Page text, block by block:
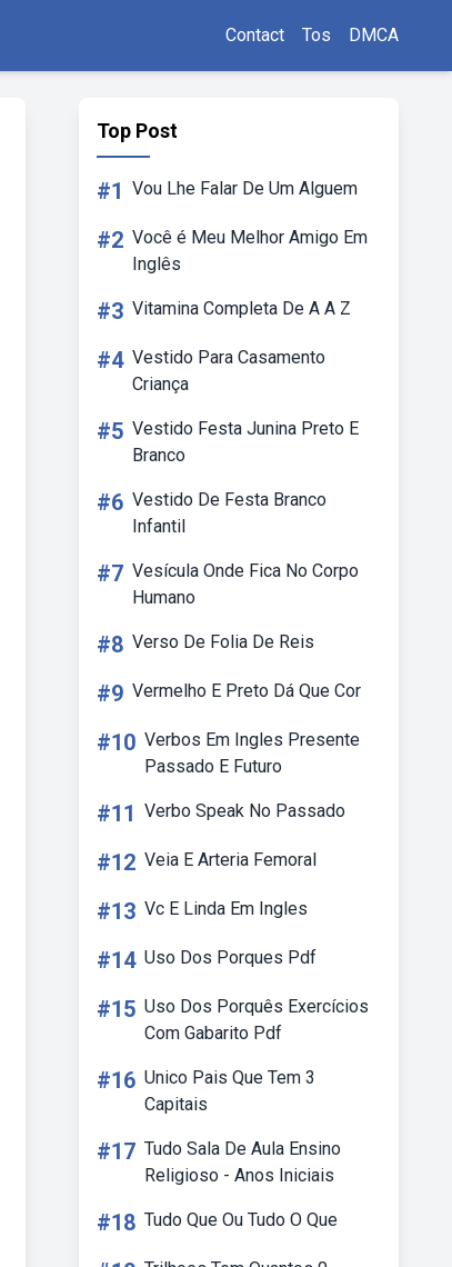
Contact Tos DMCA
Top Post
#1 Vou Lhe Falar De Um Alguem
#2 Você é Meu Melhor Amigo Em
Inglês
#3 Vitamina Completa De A A Z
#4 Vestido Para Casamento
Criança
#5 Vestido Festa Junina Preto E
Branco
#6 Vestido De Festa Branco
Infantil
#7 Vesícula Onde Fica No Corpo
Humano
#8 Verso De Folia De Reis
#9 Vermelho E Preto Dá Que Cor
#10 Verbos Em Ingles Presente
Passado E Futuro
#11 Verbo Speak No Passado
#12 Veia E Arteria Femoral
#13 Vc E Linda Em Ingles
#14 Uso Dos Porques Pdf
#15 Uso Dos Porquês Exercícios
Com Gabarito Pdf
#16 Unico Pais Que Tem 3
Capitais
#17 Tudo Sala De Aula Ensino
Religioso - Anos Iniciais
#18 Tudo Que Ou Tudo O Que